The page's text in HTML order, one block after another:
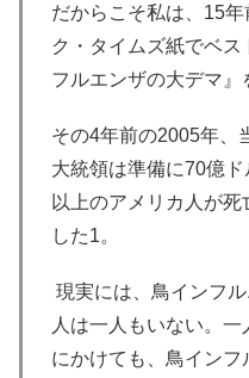
だからこそ私は、15
ク・タイムズ紙でベ
フルエンザの大デマ』
その4年前の2005年、
大統領は準備に70億
以上のアメリカ人が
した1。
現実には、鳥インフ
人は一人もいない。
にかけても、鳥イン